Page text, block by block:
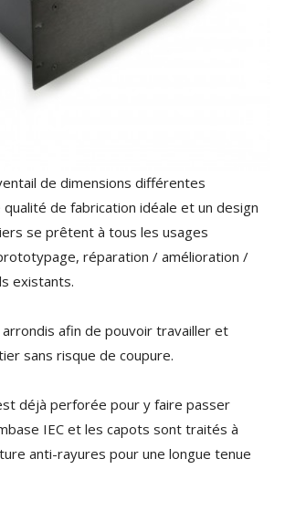
de dimensions différentes
de fabrication idéale et un design
se prêtent à tous les usages
réparation / amélioration /
existants.
afin de pouvoir travailler et
sans risque de coupure.
déjà perforée pour y faire passer
IEC et les capots sont traités à
anti-rayures pour une longue tenue